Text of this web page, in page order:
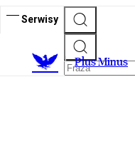
Serwisy
Plus Minus